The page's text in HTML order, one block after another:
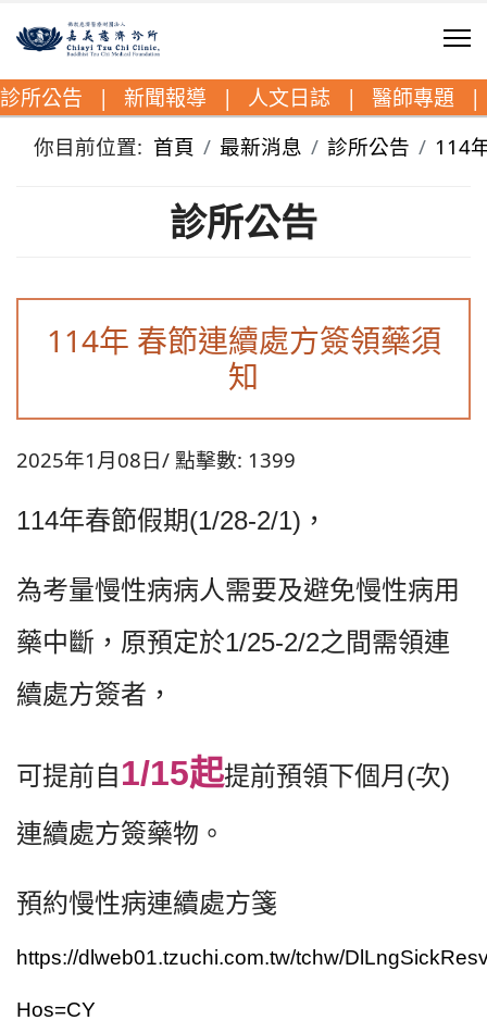
診所公告 | 新聞報導 | 人文日誌 | 醫師專題 |
你目前位置: 首頁 最新消息 診所公告 114
診所公告
114年 春節連續處方簽領藥須
知
2025年1月08日 點擊數: 1399
114年春節假期(1/28-2/1)，
為考量慢性病病人需要及避免慢性病用
藥中斷，原預定於1/25-2/2之間需領連
續處方簽者，
可提前自1/15起提前預領下個月(次)
連續處方簽藥物。
預約慢性病連續處方箋
https://dlweb01.tzuchi.com.tw/tchw/
Hos=CY